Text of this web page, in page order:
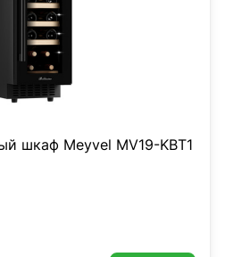
шкаф Meyvel MV19-KBT1